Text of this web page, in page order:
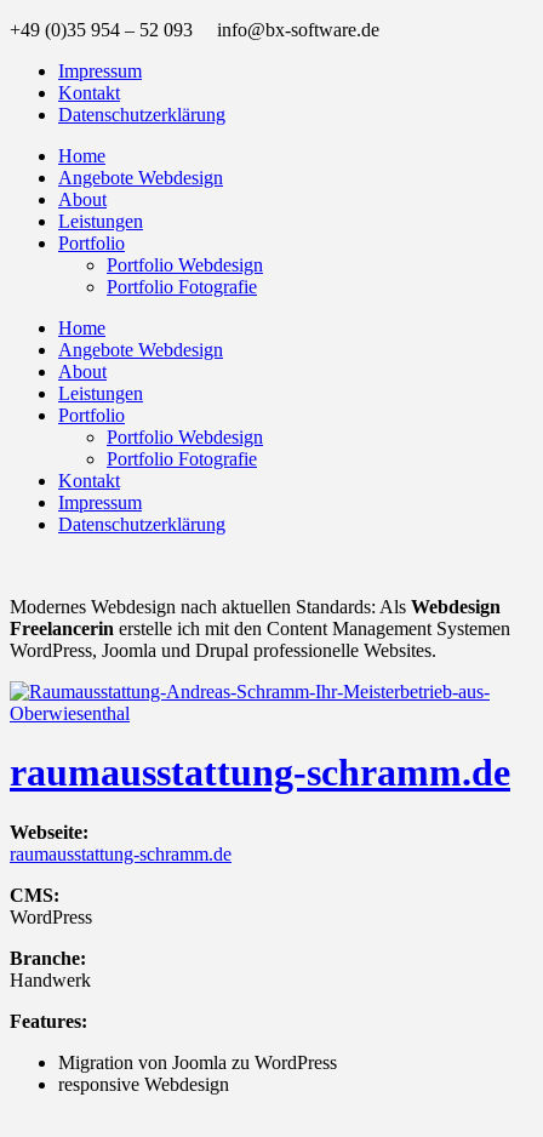
+49 (0)35 954 – 52 093 info@bx-software.de
Impressum
Kontakt
Datenschutzerklärung
Home
Angebote Webdesign
About
Leistungen
Portfolio
Portfolio Webdesign
Portfolio Fotografie
Home
Angebote Webdesign
About
Leistungen
Portfolio
Portfolio Webdesign
Portfolio Fotografie
Kontakt
Impressum
Datenschutzerklärung
Modernes Webdesign nach aktuellen Standards: Als Webdesign
Freelancerin erstelle ich mit den Content Management Systemen
WordPress, Joomla und Drupal professionelle Websites.
raumausstattung-schramm.de
Webseite:
raumausstattung-schramm.de
CMS:
WordPress
Branche:
Handwerk
Features:
Migration von Joomla zu WordPress
responsive Webdesign